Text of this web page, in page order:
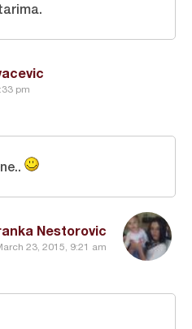
pm
Nestorovic
23, 2015, 9:21 am